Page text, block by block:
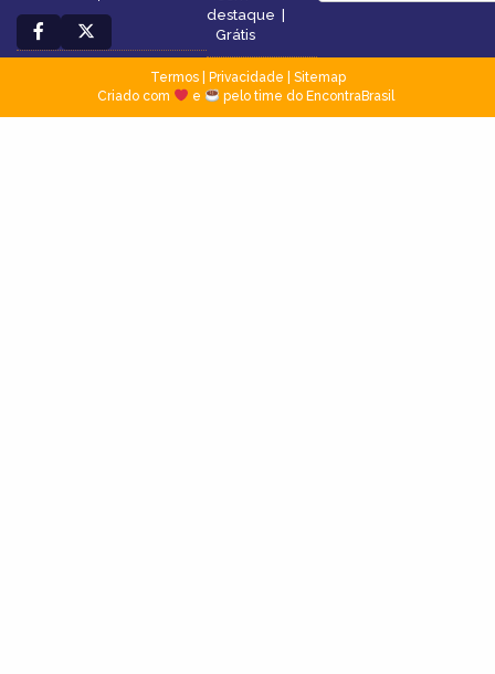
destaque
Grátis
Termos| Privacidade
Sitemap
Criado com
e pelo time do EncontraBrasil